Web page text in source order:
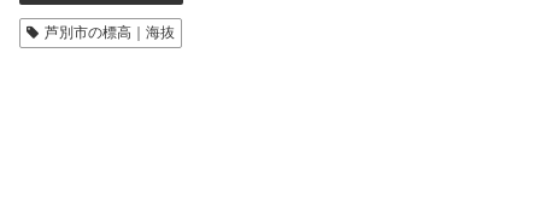
芦別市の標高｜海抜